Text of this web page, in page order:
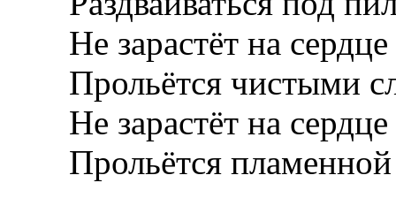
Не зарастёт на
Прольётся чистыми
Не зарастёт на
Прольётся